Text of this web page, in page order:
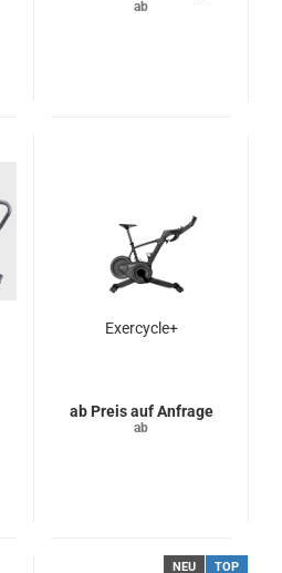
Exercycle+
Preis auf Anfrage
NEU TOP